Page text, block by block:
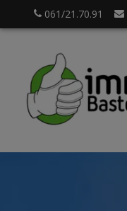
061/21.70.91